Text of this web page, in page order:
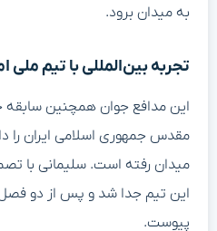
به میدان برود.
تجربه بین‌المللی با تیم ملی
این مدافع جوان همچنین سابقه
میدان رفته است. سلیمانی با
این تیم جدا شد و پس از دو فصل
پیوست.